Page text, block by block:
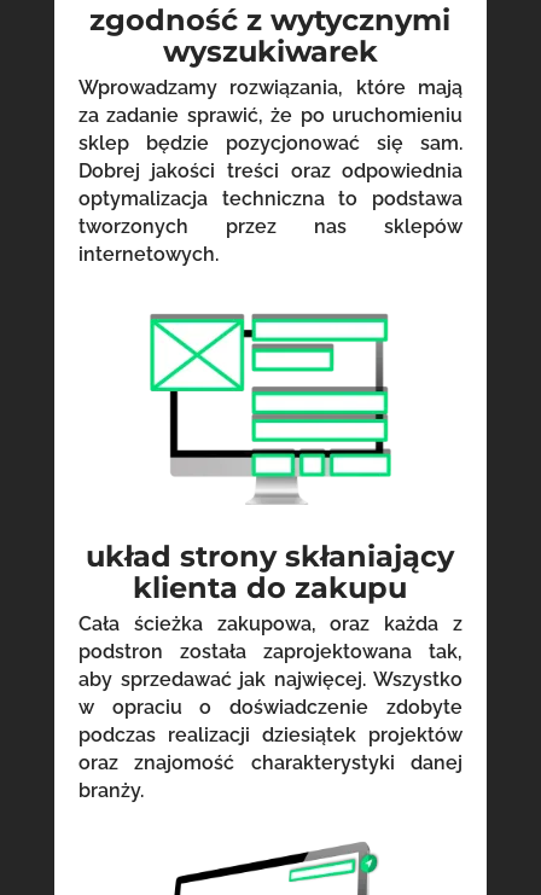
zgodność z wytycznymi
wyszukiwarek
Wprowadzamy rozwiązania, które mają
za zadanie sprawić, że po uruchomieniu
sklep będzie pozycjonować się sam.
Dobrej jakości treści oraz odpowiednia
optymalizacja techniczna to podstawa
tworzonych przez nas sklepów
internetowych.
układ strony skłaniający
klienta do zakupu
Cała ścieżka zakupowa, oraz każda z
podstron została zaprojektowana tak,
aby sprzedawać jak najwięcej. Wszystko
w opraciu o doświadczenie zdobyte
podczas realizacji dziesiątek projektów
oraz znajomość charakterystyki danej
branży.